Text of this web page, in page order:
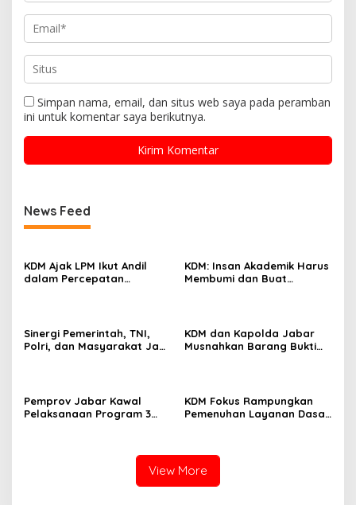
Simpan nama, email, dan situs web saya pada peramban
ini untuk komentar saya berikutnya.
News Feed
KDM Ajak LPM Ikut Andil
dalam Percepatan
KDM: Insan Akademik Harus
Membumi dan Buat
Sinergi Pemerintah, TNI,
Polri, dan Masyarakat Jadi
KDM dan Kapolda Jabar
Musnahkan Barang Bukti
Pemprov Jabar Kawal
Pelaksanaan Program 3
KDM Fokus Rampungkan
Pemenuhan Layanan Dasar
View More